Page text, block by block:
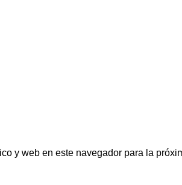
y web en este navegador para la